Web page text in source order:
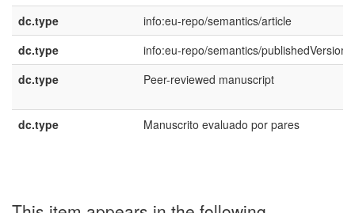
dc.type
info:eu-repo/semantics/article
dc.type
info:eu-repo/semantics/publishedVersion
dc.type
Peer-reviewed manuscript
dc.type Manuscrito evaluado por pares